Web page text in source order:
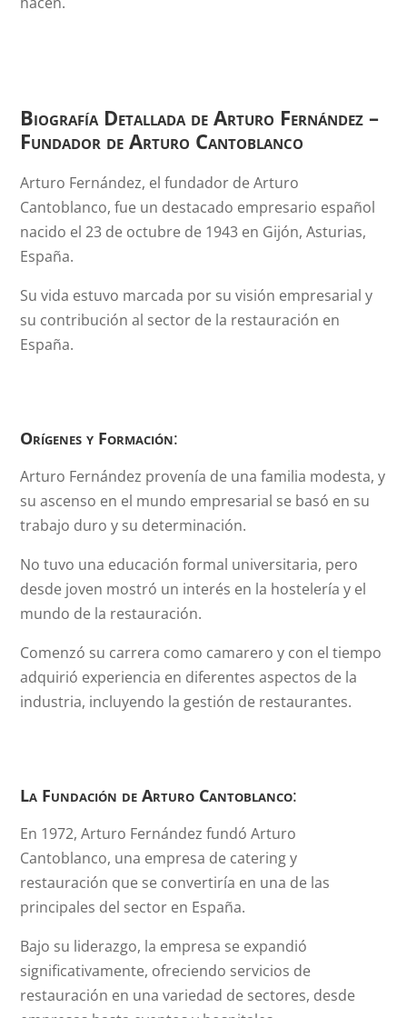
Biografía Detallada de Arturo Fernández –
Fundador de Arturo Cantoblanco
Arturo Fernández, el fundador de Arturo
Cantoblanco, fue un destacado empresario español
nacido el 23 de octubre de 1943 en Gijón, Asturias,
España.
Su vida estuvo marcada por su visión empresarial y
su contribución al sector de la restauración en
España.
Orígenes y Formación:
Arturo Fernández provenía de una familia modesta, y
su ascenso en el mundo empresarial se basó en su
trabajo duro y su determinación.
No tuvo una educación formal universitaria, pero
desde joven mostró un interés en la hostelería y el
mundo de la restauración.
Comenzó su carrera como camarero y con el tiempo
adquirió experiencia en diferentes aspectos de la
industria, incluyendo la gestión de restaurantes.
La Fundación de Arturo Cantoblanco:
En 1972, Arturo Fernández fundó Arturo
Cantoblanco, una empresa de catering y
restauración que se convertiría en una de las
principales del sector en España.
Bajo su liderazgo, la empresa se expandió
significativamente, ofreciendo servicios de
restauración en una variedad de sectores, desde